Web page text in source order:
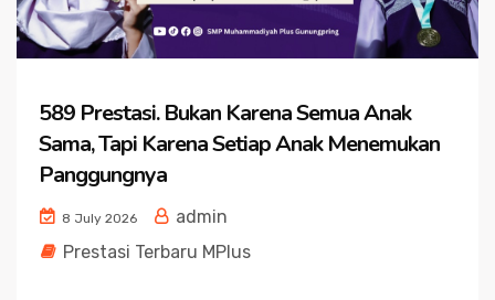
589 Prestasi. Bukan Karena Semua Anak
Sama, Tapi Karena Setiap Anak Menemukan
Panggungnya
8 July 2026
admin
Prestasi Terbaru MPlus